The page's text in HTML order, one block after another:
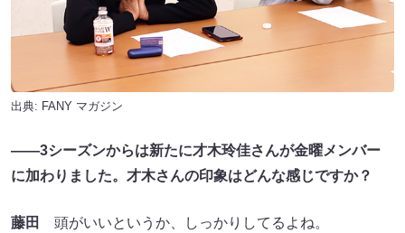
出典: FANY マガジン
――3シーズンからは新たに才木玲佳さんが金曜メンバー
に加わりました。才木さんの印象はどんな感じですか？
藤田 頭がいいというか、しっかりしてるよね。